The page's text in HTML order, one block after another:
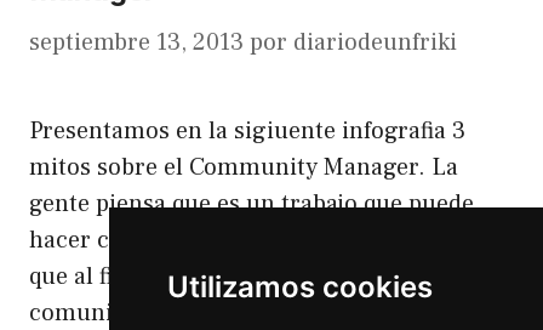
Utilizamos cookies
septiembre 13, 2013 por diariodeunfriki
Presentamos en la sigiuente infografia 3
mitos sobre el Community Manager. La
gente piensa que es un trabajo que puede
hacer cualquiera, pero están equivocados, ya
que al final tienes que gestionar la
comunicación online de una marca o de una